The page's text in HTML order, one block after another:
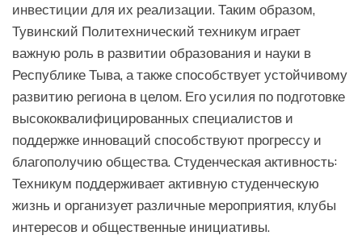
инвестиции для их реализации. Таким образом,
Тувинский Политехнический техникум играет
важную роль в развитии образования и науки в
Республике Тыва, а также способствует устойчивому
развитию региона в целом. Его усилия по подготовке
высококвалифицированных специалистов и
поддержке инноваций способствуют прогрессу и
благополучию общества. Студенческая активность:
Техникум поддерживает активную студенческую
жизнь и организует различные мероприятия, клубы
интересов и общественные инициативы.